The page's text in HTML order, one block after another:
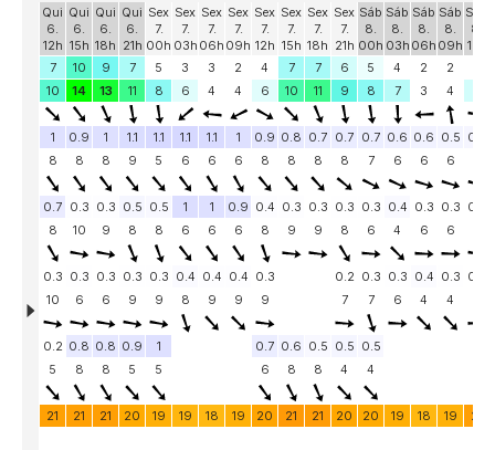
Ver Todas
Entrevistas
Nacionais
Internacionais
Exclusivas
Perfil da semana
Análises
Podcast Pulsar do Surf
Opinião
Vídeos
Nacional
Internacional